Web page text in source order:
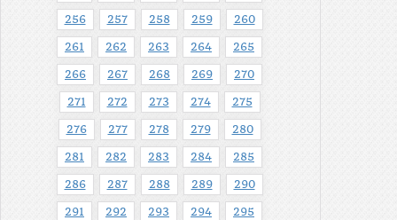
256 257 258 259 260
261 262 263 264 265
266 267 268 269 270
271 272 273 274 275
276 277 278 279 280
281 282 283 284 285
286 287 288 289 290
291 292 293 294 295